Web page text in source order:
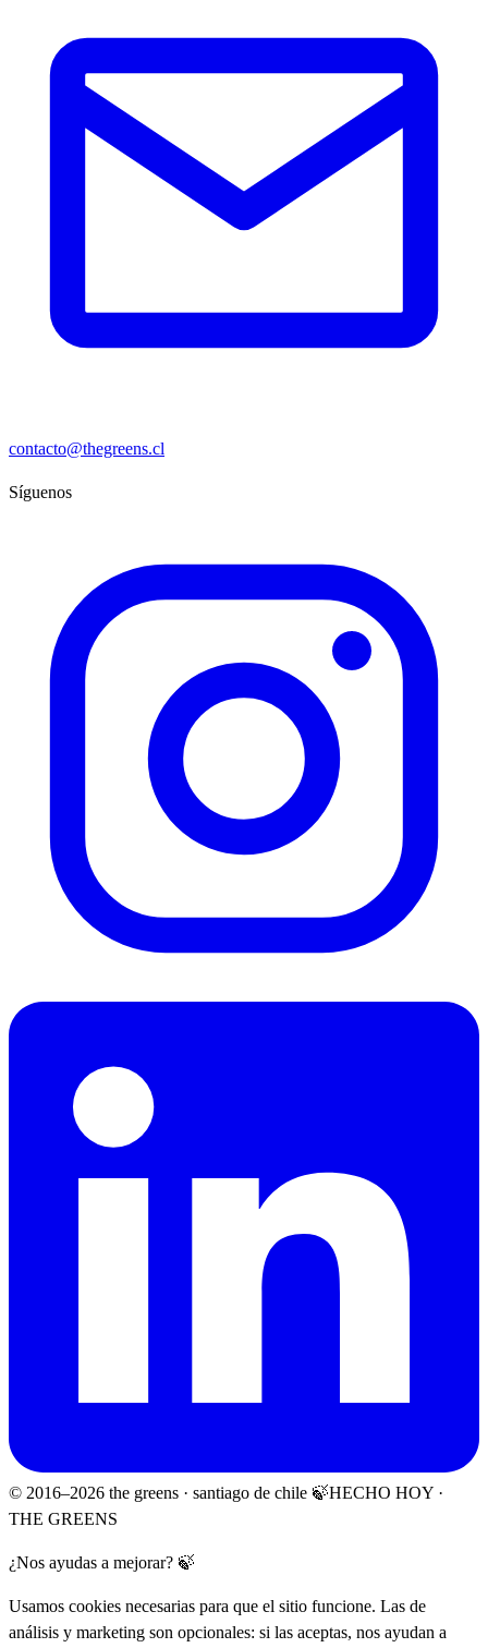
contacto@thegreens.cl
Síguenos
© 2016–2026 the greens · santiago de chile 🍃HECHO HOY ·
THE GREENS
¿Nos ayudas a mejorar? 🍃
Usamos cookies necesarias para que el sitio funcione. Las de
análisis y marketing son opcionales: si las aceptas, nos ayudan a